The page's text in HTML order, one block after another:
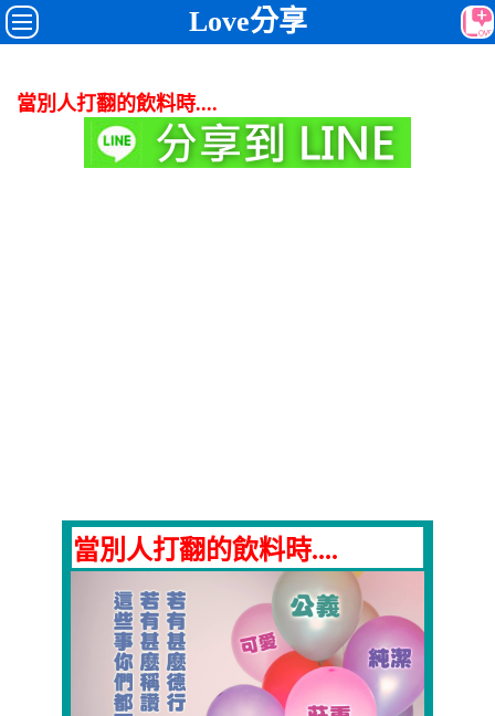
Love分享
當別人打翻的飲料時....
當別人打翻的飲料時....